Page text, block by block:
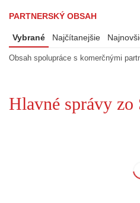
PARTNERSKÝ OBSAH
Vybrané Najčítanejšie
Obsah spolupráce s komerčnými
Hlavné správy zo